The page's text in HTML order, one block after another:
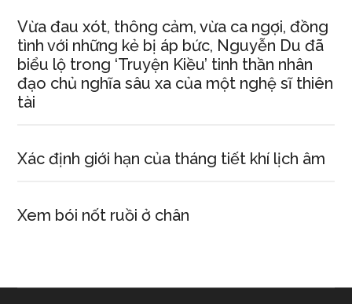
Vừa đau xót, thông cảm, vừa ca ngợi, đồng
tình với những kẻ bị áp bức, Nguyễn Du đã
biểu lộ trong ‘Truyện Kiều’ tinh thần nhân
đạo chủ nghĩa sâu xa của một nghệ sĩ thiên
tài
Xác định giới hạn của tháng tiết khí lịch âm
Xem bói nốt ruồi ở chân